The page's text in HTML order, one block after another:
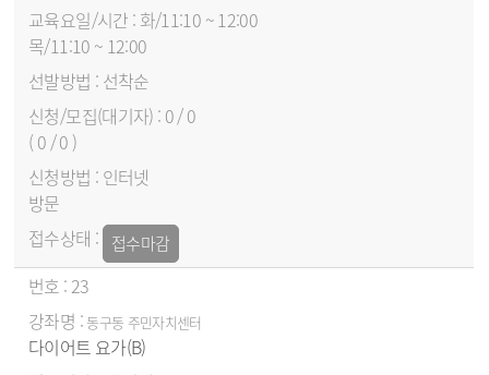
화/11:10 ~ 12:00
목/11:10 ~ 12:00
선착순
0 / 0
( 0 / 0 )
인터넷
방문
접수마감
23
동구동 주민자치센터
다이어트 요가(B)